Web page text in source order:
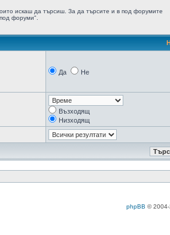
искаш да търсиш. За да търсите и в под форумите
форуми".
Да Не
Възходящ
Низходящ
phpBB © 2004-